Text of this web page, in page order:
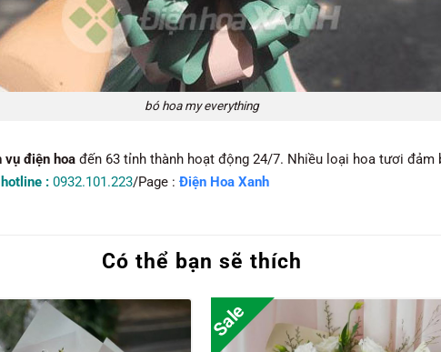
bó hoa my everything
vụ điện hoa đến 63 tỉnh thành hoạt động 24/7. Nhiều loại hoa tươi
hotline : 0932.101.223/Page : Điện Hoa Xanh
Có thể bạn sẽ thích
Sale